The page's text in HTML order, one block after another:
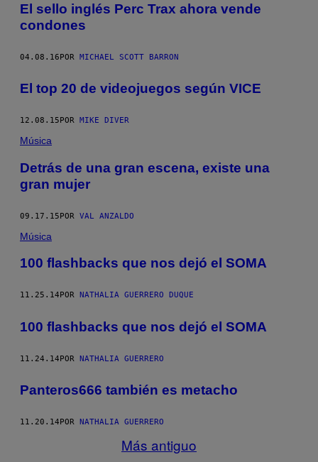
El sello inglés Perc Trax ahora vende
condones
04.08.16POR MICHAEL SCOTT BARRON
El top 20 de videojuegos según VICE
12.08.15 POR MIKE DIVER
Música
Detrás de una gran escena, existe una
gran mujer
09.17.15POR VAL ANZALDO
Música
100 flashbacks que nos dejó el SOMA
11.25.14 POR NATHALIA GUERRERO DUQUE
100 flashbacks que nos dejó el SOMA
11.24.14POR NATHALIA GUERRERO
Panteros666 también es metacho
11.20.14 POR NATHALIA GUERRERO
Más antiguo